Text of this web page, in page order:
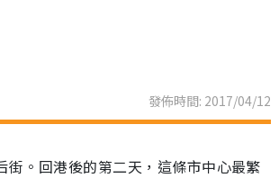
發佈時間: 2017/04/12
。回港後的第二天，這條市中心最繁